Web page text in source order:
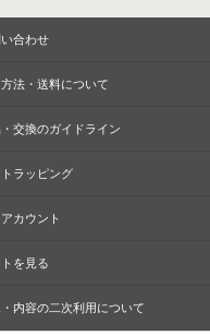
合わせ
法・送料について
交換のガイドライン
ラッピング
カウント
を見る
内容の二次利用について